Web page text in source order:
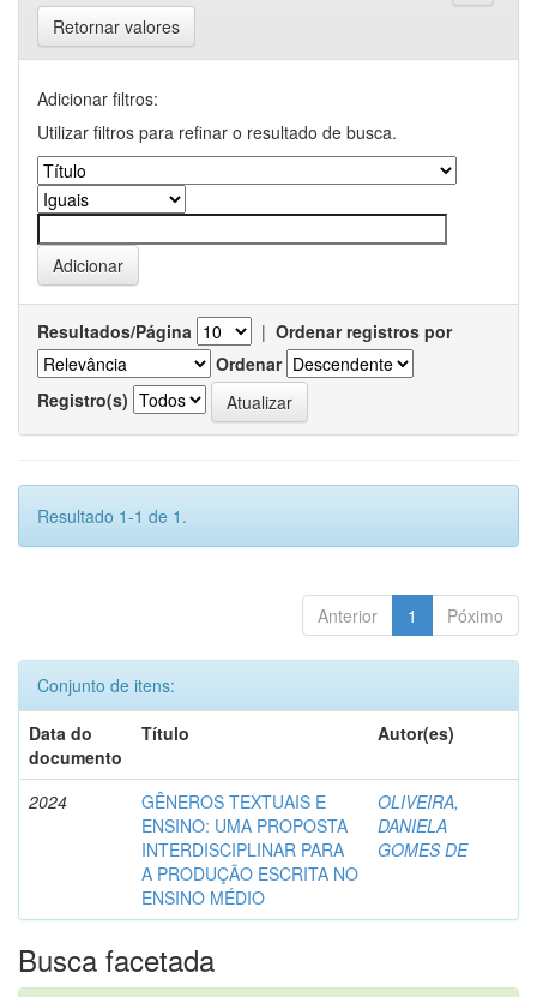
Retornar valores
Adicionar filtros:
Utilizar filtros para refinar o resultado de busca.
Resultados/Página | Ordenar registros por
Ordenar
Registro(s)
Resultado 1-1 de 1.
Anterior 1 Póximo
Conjunto de itens:
Data do
documento
Título Autor(es)
2024
GÊNEROS TEXTUAIS E
ENSINO: UMA PROPOSTA
INTERDISCIPLINAR PARA
A PRODUÇÃO ESCRITA NO
ENSINO MÉDIO
OLIVEIRA,
DANIELA
GOMES DE
Busca facetada